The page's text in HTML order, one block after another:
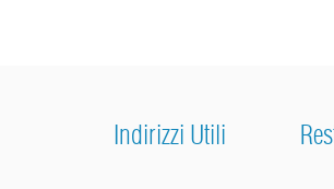
Indirizzi Utili